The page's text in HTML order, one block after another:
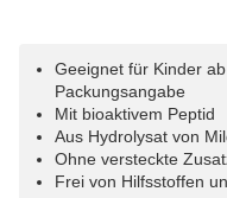
Geeignet für Kinder
Packungsangabe
Mit bioaktivem Peptid
Aus Hydrolysat von
Ohne versteckte
Frei von Hilfsstoffen